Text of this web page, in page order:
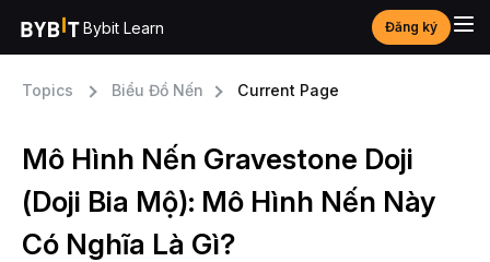
Bybit Learn Đăng ký
Topics Biểu Đồ Nến Current Page
Mô Hình Nến Gravestone Doji
(Doji Bia Mộ): Mô Hình Nến Này
Có Nghĩa Là Gì?